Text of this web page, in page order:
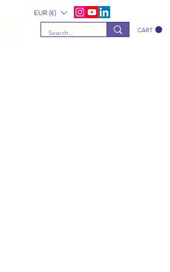
CART
EUR (€)